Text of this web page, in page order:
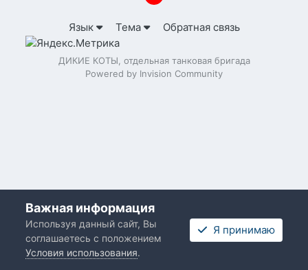
Язык Тема Обратная связь
ДИКИЕ КОТЫ, отдельная танковая бригада
Powered by Invision Community
Важная информация
Используя данный сайт, Вы
соглашаетесь с положением
Условия использования.
Я принимаю